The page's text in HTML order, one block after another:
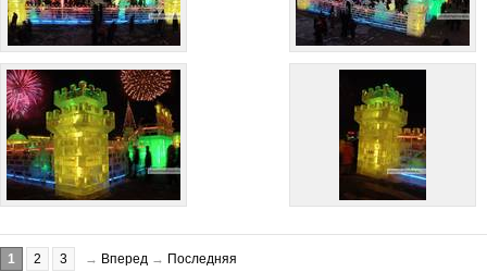
1 2 3 → Вперед → Последняя